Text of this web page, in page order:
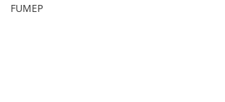
FUMEP